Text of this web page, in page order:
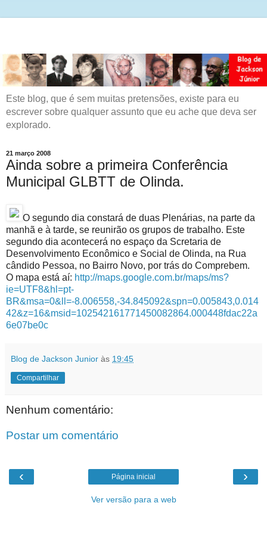
Este blog, que é sem muitas pretensões, existe para eu
escrever sobre qualquer assunto que eu ache que deva ser
explorado.
21 março 2008
Ainda sobre a primeira Conferência
Municipal GLBTT de Olinda.
O segundo dia constará de duas Plenárias, na parte da
manhã e à tarde, se reunirão os grupos de trabalho. Este
segundo dia acontecerá no espaço da Scretaria de
Desenvolvimento Econômico e Social de Olinda, na Rua
cândido Pessoa, no Bairro Novo, por trás do Comprebem.
O mapa está aí: http://maps.google.com.br/maps/ms?
ie=UTF8&hl=pt-
BR&msa=0&ll=-8.006558,-34.845092&spn=0.005843,0.014
42&z=16&msid=102542161771450082864.000448fdac22a
6e07be0c
Blog de Jackson Junior às 19:45
Compartilhar
Nenhum comentário:
Postar um comentário
‹ ›
Página inicial
Ver versão para a web